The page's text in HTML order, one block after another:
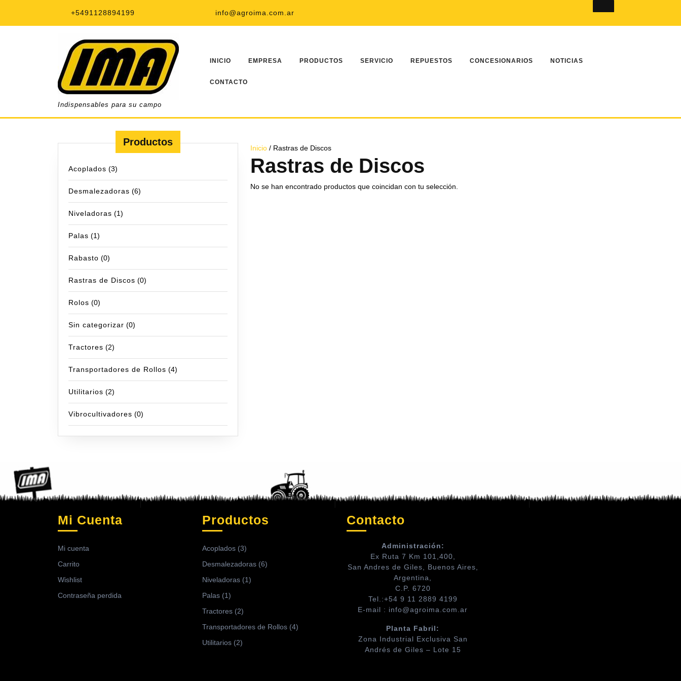
contenido
+5491128894199 info@agroima.com.ar
Indispensables para su campo
INICIO EMPRESA PRODUCTOS SERVICIO REPUESTOS CONCESIONARIOS NOTICIAS
CONTACTO
Productos
Acoplados (3)
Desmalezadoras (6)
Niveladoras (1)
Palas (1)
Rabasto (0)
Rastras de Discos (0)
Rolos (0)
Sin categorizar (0)
Tractores (2)
Transportadores de Rollos (4)
Utilitarios (2)
Vibrocultivadores (0)
Inicio / Rastras de Discos
Rastras de Discos
No se han encontrado productos que coincidan con tu selección.
Mi Cuenta
Mi cuenta
Carrito
Wishlist
Contraseña perdida
Productos
Acoplados (3)
Desmalezadoras (6)
Niveladoras (1)
Palas (1)
Tractores (2)
Transportadores de Rollos (4)
Utilitarios (2)
Contacto
Administración:
Ex Ruta 7 Km 101,400,
San Andres de Giles, Buenos Aires,
Argentina,
C.P. 6720
Tel.:+54 9 11 2889 4199
E-mail : info@agroima.com.ar
Planta Fabril:
Zona Industrial Exclusiva San
Andrés de Giles – Lote 15